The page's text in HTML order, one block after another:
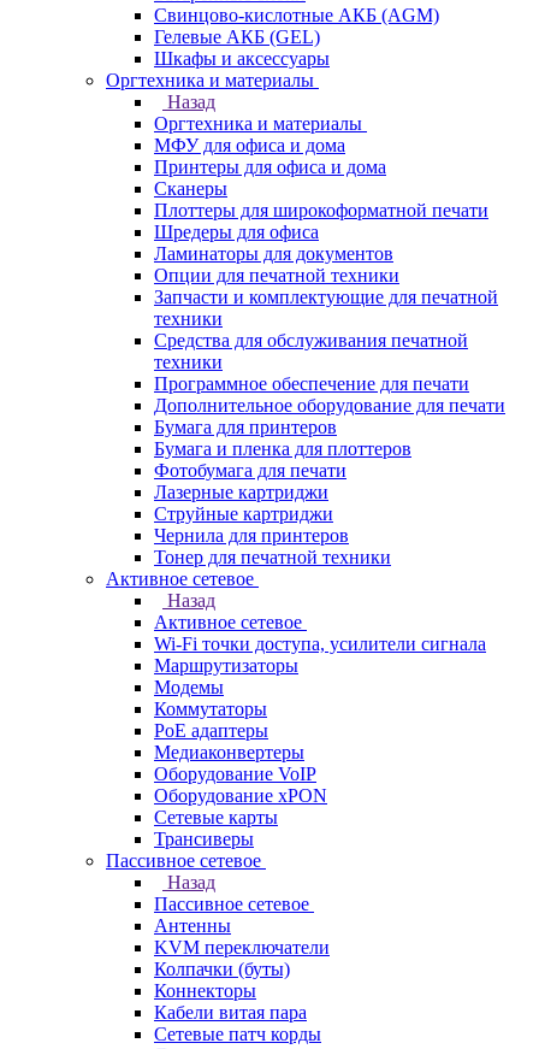
Свинцово-кислотные АКБ (AGM)
Гелевые АКБ (GEL)
Шкафы и аксессуары
Оргтехника и материалы
Назад
Оргтехника и материалы
МФУ для офиса и дома
Принтеры для офиса и дома
Сканеры
Плоттеры для широкоформатной печати
Шредеры для офиса
Ламинаторы для документов
Опции для печатной техники
Запчасти и комплектующие для печатной
техники
Средства для обслуживания печатной
техники
Программное обеспечение для печати
Дополнительное оборудование для печати
Бумага для принтеров
Бумага и пленка для плоттеров
Фотобумага для печати
Лазерные картриджи
Струйные картриджи
Чернила для принтеров
Тонер для печатной техники
Активное сетевое
Назад
Активное сетевое
Wi-Fi точки доступа, усилители сигнала
Маршрутизаторы
Модемы
Коммутаторы
PoE адаптеры
Медиаконвертеры
Оборудование VoIP
Оборудование xPON
Сетевые карты
Трансиверы
Пассивное сетевое
Назад
Пассивное сетевое
Антенны
KVM переключатели
Колпачки (буты)
Коннекторы
Кабели витая пара
Сетевые патч корды